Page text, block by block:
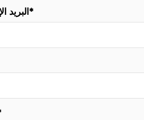
البريد الإلكتروني*